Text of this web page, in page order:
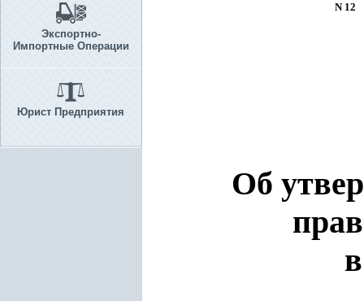
Экспортно-
Импортные Операции
Юрист Предприятия
N 12
Об